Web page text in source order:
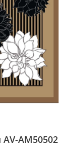
AM50502